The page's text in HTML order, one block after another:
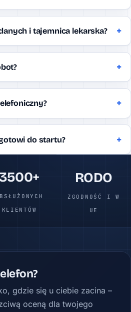
i tajemnica lekarska?
do startu?
KLIENTÓW
RODO
ZGODNOŚĆ I W
UE
gdzie się u ciebie zacina –
oceną dla twojego